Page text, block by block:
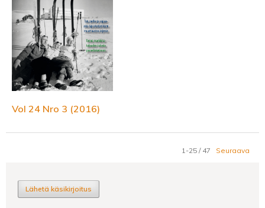
Vol 24 Nro 3 (2016)
1-25 / 47 Seuraava
Lähetä käsikirjoitus